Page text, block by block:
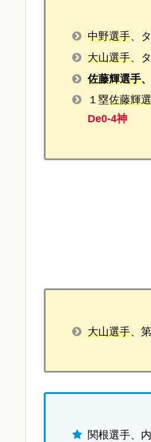
中野選手、
大山選手、
佐藤輝選手
１塁佐藤輝
De0-4神
大山選手、
関根選手、